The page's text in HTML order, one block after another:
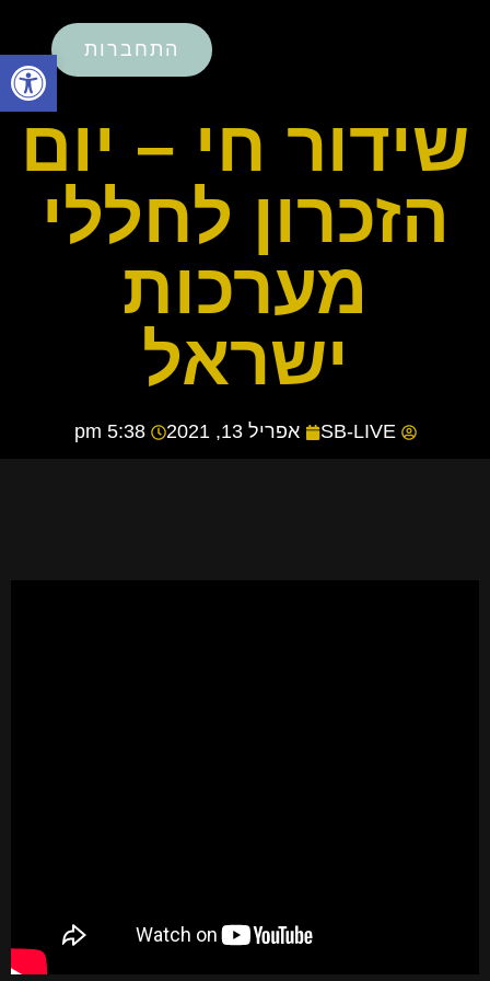
פתח התחברות
שידור חי – יום
הזכרון לחללי
מערכות
ישראל
SB-LIVE אפריל 13, 2021 5:38 pm